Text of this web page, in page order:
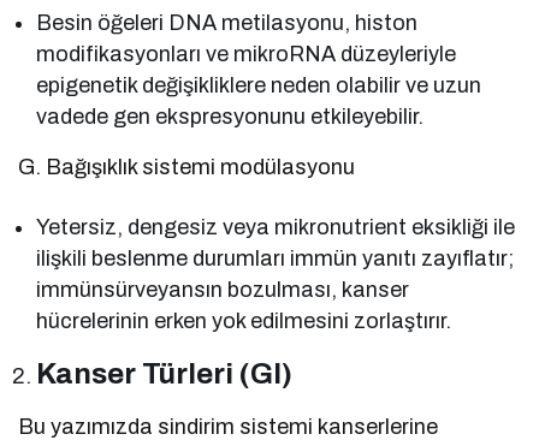
Besin öğeleri DNA metilasyonu, histon
modifikasyonları ve mikroRNA düzeyleriyle
epigenetik değişikliklere neden olabilir ve uzun
vadede gen ekspresyonunu etkileyebilir.
G. Bağışıklık sistemi modülasyonu
Yetersiz, dengesiz veya mikronutrient eksikliği ile
ilişkili beslenme durumları immün yanıtı zayıflatır;
immünsürveyansın bozulması, kanser
hücrelerinin erken yok edilmesini zorlaştırır.
Kanser Türleri (GI)
Bu yazımızda sindirim sistemi kanserlerine